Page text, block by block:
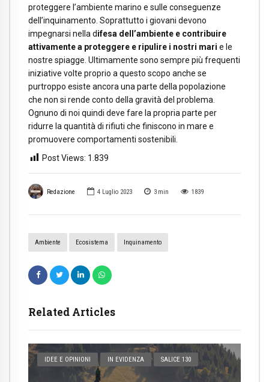
Redazione 4 Luglio 2023 3 min 1839
Ambiente Ecosistema Inquinamento
Related Articles
IDEE E OPINIONI IN EVIDENZA SALICE 130
proteggere l’ambiente marino e sulle conseguenze
dell’inquinamento. Soprattutto i giovani devono
impegnarsi nella difesa dell’ambiente e contribuire
attivamente a proteggere e ripulire i nostri mari e le
nostre spiagge. Ultimamente sono sempre più frequenti
iniziative volte proprio a questo scopo anche se
purtroppo esiste ancora una parte della popolazione
che non si rende conto della gravità del problema.
Ognuno di noi quindi deve fare la propria parte per
ridurre la quantità di rifiuti che finiscono in mare e
promuovere comportamenti sostenibili.
Post Views: 1.839